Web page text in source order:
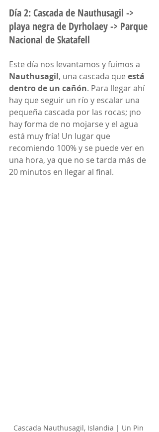
Día 2: Cascada de Nauthusagil ->
playa negra de Dyrholaey -> Parque
Nacional de Skatafell
Este día nos levantamos y fuimos a
Nauthusagil, una cascada que está
dentro de un cañón. Para llegar ahí
hay que seguir un río y escalar una
pequeña cascada por las rocas; ¡no
hay forma de no mojarse y el agua
está muy fría! Un lugar que
recomiendo 100% y se puede ver en
una hora, ya que no se tarda más de
20 minutos en llegar al final.
Cascada Nauthusagil, Islandia | Un Pin